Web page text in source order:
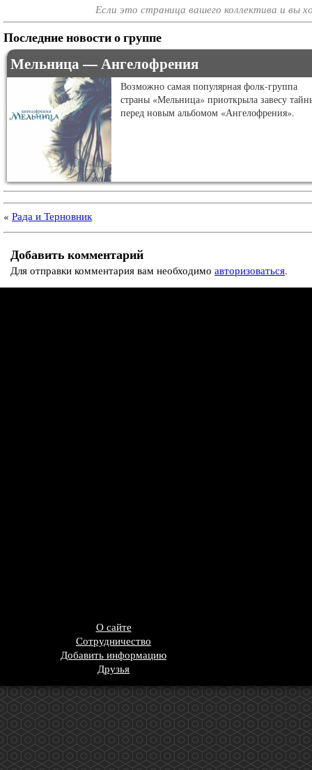
Если это страница вашего коллектива и
Последние новости о группе
Мельница — Ангелофрения
Возможно самая популярная фолк-группа
страны «Мельница» приоткрыла завесу
перед новым альбомом «Ангелофрения».
« Рада и Терновник
Добавить комментарий
Для отправки комментария вам необходимо авторизоваться.
О сайте
Сотрудничество
Добавить информацию
Друзья